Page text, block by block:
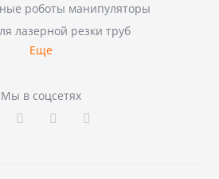
роботы манипуляторы
лазерной резки труб
Еще
Мы в соцсетях